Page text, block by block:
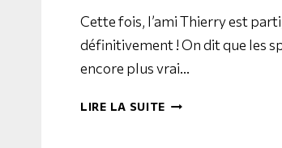
Cette fois, l’ami Thierry est
définitivement ! On dit que les
encore plus vrai…
LIRE LA SUITE